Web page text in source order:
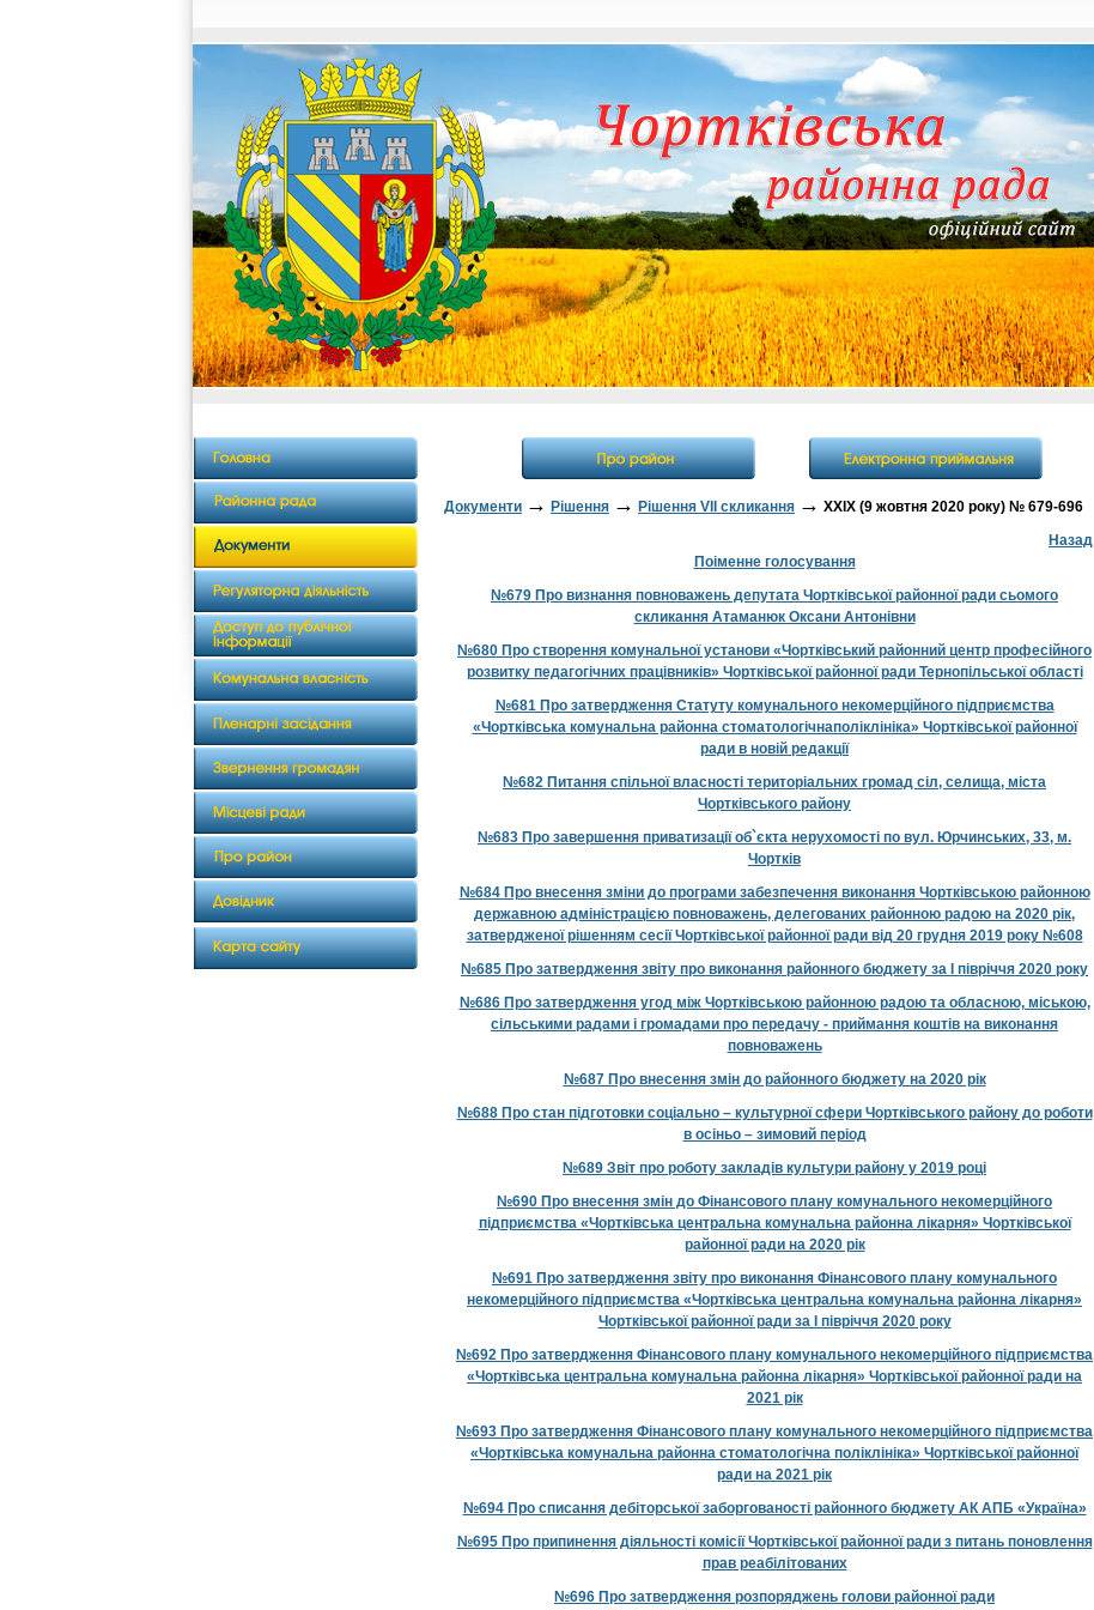
Документи → Рішення → Рішення VII скликання → XXIX (9 жовтня 2020 року) № 679-696
Назад
Поіменне голосування
№679 Про визнання повноважень депутата Чортківської районної ради сьомого
скликання Атаманюк Оксани Антонівни
№680 Про створення комунальної установи «Чортківський районний центр професійного
розвитку педагогічних працівників» Чортківської районної ради Тернопільської області
№681 Про затвердження Статуту комунального некомерційного підприємства
«Чортківська комунальна районна стоматологічнаполіклініка» Чортківської районної
ради в новій редакції
№682 Питання спільної власності територіальних громад сіл, селища, міста
Чортківського району
№683 Про завершення приватизації об`єкта нерухомості по вул. Юрчинських, 33, м.
Чортків
№684 Про внесення зміни до програми забезпечення виконання Чортківською районною
державною адміністрацією повноважень, делегованих районною радою на 2020 рік,
затвердженої рішенням сесії Чортківської районної ради від 20 грудня 2019 року №608
№685 Про затвердження звіту про виконання районного бюджету за І півріччя 2020 року
№686 Про затвердження угод між Чортківською районною радою та обласною, міською,
сільськими радами і громадами про передачу - приймання коштів на виконання
повноважень
№687 Про внесення змін до районного бюджету на 2020 рік
№688 Про стан підготовки соціально – культурної сфери Чортківського району до роботи
в осіньо – зимовий період
№689 Звіт про роботу закладів культури району у 2019 році
№690 Про внесення змін до Фінансового плану комунального некомерційного
підприємства «Чортківська центральна комунальна районна лікарня» Чортківської
районної ради на 2020 рік
№691 Про затвердження звіту про виконання Фінансового плану комунального
некомерційного підприємства «Чортківська центральна комунальна районна лікарня»
Чортківської районної ради за І півріччя 2020 року
№692 Про затвердження Фінансового плану комунального некомерційного підприємства
«Чортківська центральна комунальна районна лікарня» Чортківської районної ради на
2021 рік
№693 Про затвердження Фінансового плану комунального некомерційного підприємства
«Чортківська комунальна районна стоматологічна поліклініка» Чортківської районної
ради на 2021 рік
№694 Про списання дебіторської заборгованості районного бюджету АК АПБ «Україна»
№695 Про припинення діяльності комісії Чортківської районної ради з питань поновлення
прав реабілітованих
№696 Про затвердження розпоряджень голови районної ради